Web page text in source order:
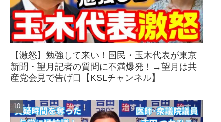
【激怒】勉強して来い！国民・玉木代表が東京
新聞・望月記者の質問に不満爆発！→望月は共
産党会見で告げ口【KSLチャンネル】